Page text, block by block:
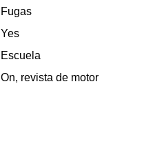
Fugas
Yes
Escuela
On, revista de motor